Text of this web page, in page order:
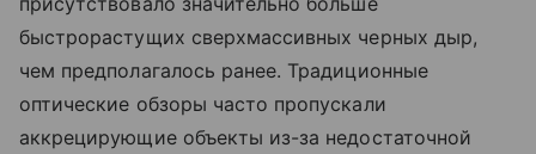
быстрорастущих сверхмассивных черных дыр,
чем предполагалось ранее. Традиционные
оптические обзоры часто пропускали
аккрецирующие объекты из-за недостаточной